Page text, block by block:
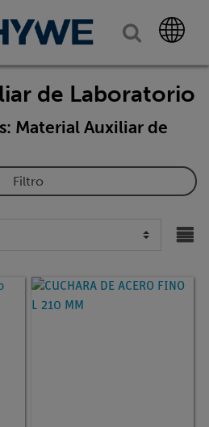
de Laboratorio
Material Auxiliar de
Filtro